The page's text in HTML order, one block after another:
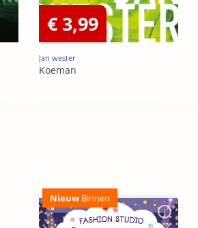
€ 3,99
Jan wester
Koeman
Nieuw Binnen